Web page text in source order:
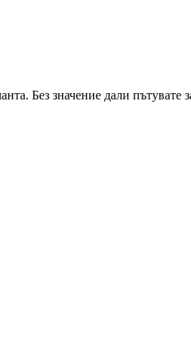
Без значение дали